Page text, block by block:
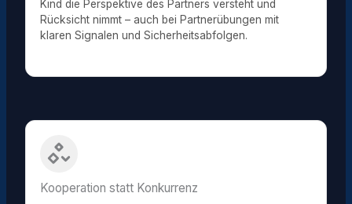
Kind die Perspektive des Partners versteht und
Rücksicht nimmt – auch bei Partnerübungen mit
klaren Signalen und Sicherheitsabfolgen.
Kooperation statt Konkurrenz